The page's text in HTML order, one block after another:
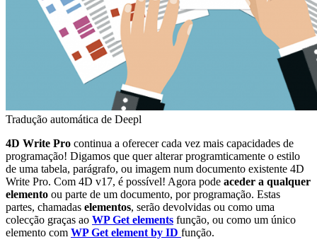
Tradução automática de Deepl
4D Write Pro continua a oferecer cada vez mais capacidades de
programação! Digamos que quer alterar programticamente o estilo
de uma tabela, parágrafo, ou imagem num documento existente 4D
Write Pro. Com 4D v17, é possível! Agora pode aceder a qualquer
elemento ou parte de um documento, por programação. Estas
partes, chamadas elementos, serão devolvidas ou como uma
colecção graças ao WP Get elements função, ou como um único
elemento com WP Get element by ID função.